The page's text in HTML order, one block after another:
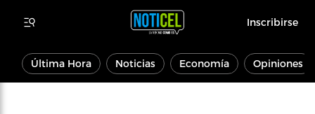
Inscribirse
Última Hora Noticias Economía Opiniones